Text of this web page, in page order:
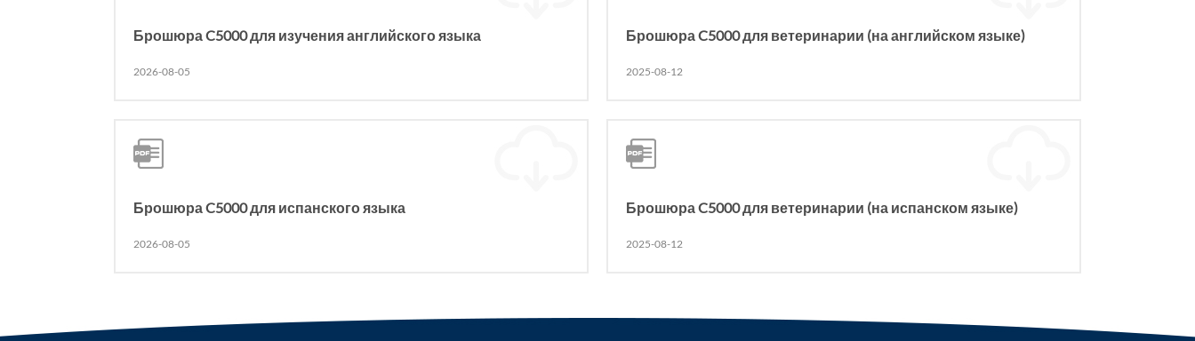
Брошюра C5000 для изучения английского языка
2026-08-05
Брошюра C5000 для ветеринарии (на английском языке)
2025-08-12
Брошюра C5000 для испанского языка
2026-08-05
Брошюра C5000 для ветеринарии (на испанском языке)
2025-08-12